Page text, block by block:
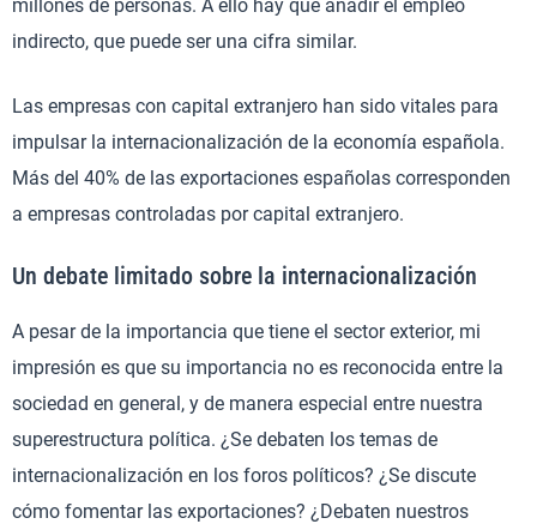
millones de personas. A ello hay que añadir el empleo
indirecto, que puede ser una cifra similar.
Las empresas con capital extranjero han sido vitales para
impulsar la internacionalización de la economía española.
Más del 40% de las exportaciones españolas corresponden
a empresas controladas por capital extranjero.
Un debate limitado sobre la internacionalización
A pesar de la importancia que tiene el sector exterior, mi
impresión es que su importancia no es reconocida entre la
sociedad en general, y de manera especial entre nuestra
superestructura política. ¿Se debaten los temas de
internacionalización en los foros políticos? ¿Se discute
cómo fomentar las exportaciones? ¿Debaten nuestros